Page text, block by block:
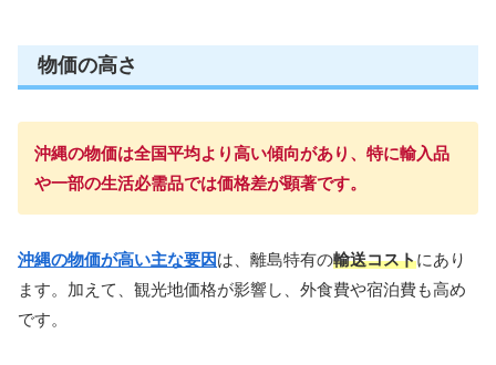
物価の高さ
沖縄の物価は全国平均より高い傾向があり、特に輸入品
や一部の生活必需品では価格差が顕著です。
沖縄の物価が高い主な要因は、離島特有の輸送コストにあり
ます。加えて、観光地価格が影響し、外食費や宿泊費も高め
です。